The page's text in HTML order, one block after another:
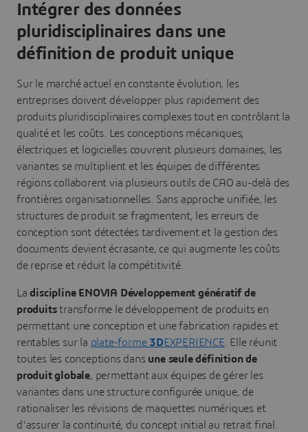
Intégrer des données
pluridisciplinaires dans une
définition de produit unique
Sur le marché actuel en constante évolution, les
entreprises doivent développer plus rapidement des
produits pluridisciplinaires complexes tout en contrôlant la
qualité et les coûts. Les conceptions mécaniques,
électriques et logicielles couvrent plusieurs domaines, les
variantes se multiplient et les équipes de différentes
régions collaborent via plusieurs outils de CAO au-delà des
frontières organisationnelles. Sans approche unifiée, les
structures de produit se fragmentent, les erreurs de
conception sont détectées tardivement et la gestion des
documents devient écrasante, ce qui augmente les coûts
de reprise et réduit la compétitivité.
Ladiscipline ENOVIA Développement génératif de
produitstransforme le développement de produits en
permettant une conception et une fabrication rapides et
rentables sur la plate-forme 3DEXPERIENCE. Elle réunit
toutes les conceptions dans une seule définition de
produit globale, permettant aux équipes de gérer les
variantes dans une structure configurée unique, de
rationaliser les révisions de maquettes numériques et
d'assurer la continuité, du concept initial au retrait final.